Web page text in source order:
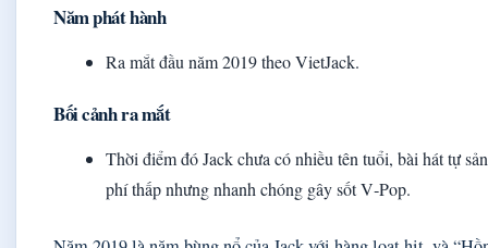
Năm phát hành
Ra mắt đầu năm 2019 theo VietJack.
Bối cảnh ra mắt
Thời điểm đó Jack chưa có nhiều tên tuổi, bài hát tự
phí thấp nhưng nhanh chóng gây sốt V‑Pop.